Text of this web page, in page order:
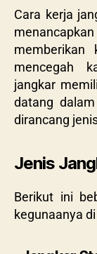
Cara kerja
mencegah
jangkar
datang
dirancang
Jenis
Berikut ini
kegunaanya